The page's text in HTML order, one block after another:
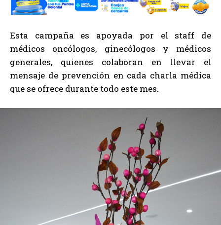
Esta campaña es apoyada por el staff de
médicos oncólogos, ginecólogos y médicos
generales, quienes colaboran en llevar el
mensaje de prevención en cada charla médica
que se ofrece durante todo este mes.